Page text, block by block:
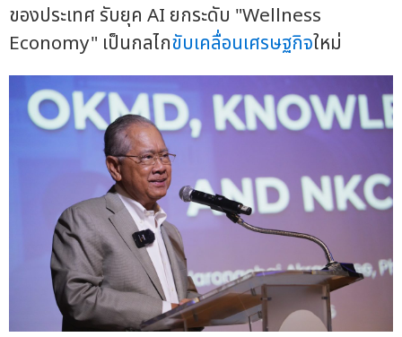
ของประเทศ รับยุค AI ยกระดับ "Wellness
Economy" เป็นกลไกขับเคลื่อนเศรษฐกิจใหม่